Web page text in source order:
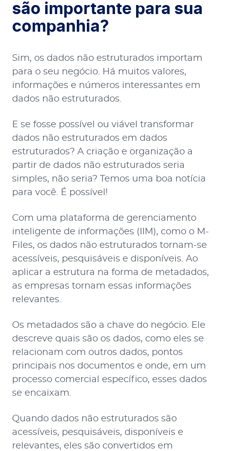
são importante para sua
companhia?
Sim, os dados não estruturados importam
para o seu negócio. Há muitos valores,
informações e números interessantes em
dados não estruturados.
E se fosse possível ou viável transformar
dados não estruturados em dados
estruturados? A criação e organização a
partir de dados não estruturados seria
simples, não seria? Temos uma boa notícia
para você. É possível!
Com uma plataforma de gerenciamento
inteligente de informações (IIM), como o M-
Files, os dados não estruturados tornam-se
acessíveis, pesquisáveis e disponíveis. Ao
aplicar a estrutura na forma de metadados,
as empresas tornam essas informações
relevantes.
Os metadados são a chave do negócio. Ele
descreve quais são os dados, como eles se
relacionam com outros dados, pontos
principais nos documentos e onde, em um
processo comercial específico, esses dados
se encaixam.
Quando dados não estruturados são
acessíveis, pesquisáveis, disponíveis e
relevantes, eles são convertidos em